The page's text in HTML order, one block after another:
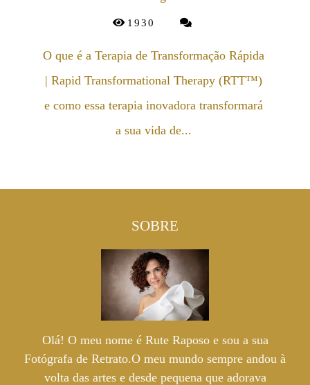
1930
O que é a Terapia de Transformação Rápida
| Rapid Transformational Therapy (RTT™)
e como essa terapia inovadora transformará
a sua vida de...
SOBRE
Olá! O meu nome é Rute Raposo e sou a sua
Fotógrafa de Retrato.O meu mundo sempre andou à
volta das artes e desde pequena que adorava